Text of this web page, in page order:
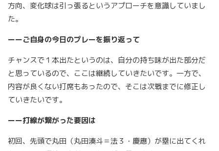
方向、変化球は引っ張るというアプローチを意識していまし
た。
ーーご自身の今日のプレーを振り返って
チャンスで１本出たというのは、自分の持ち味が出た部分だ
と思っているので、ここは継続していきたいです。一方で、
内容が良くない打席もあったので、そこは次戦までに修正し
ていきたいです。
ーー打線が繋がった要因は
初回、先頭で丸田（丸田湊斗＝法３・慶應）が塁に出てくれ